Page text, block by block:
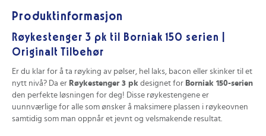
Produktinformasjon
Røykestenger 3 pk til Borniak 150 serien |
Originalt Tilbehør
Er du klar for å ta røyking av pølser, hel laks, bacon eller skinker til et
nytt nivå? Da er Røykestenger 3 pk designet for Borniak 150-serien
den perfekte løsningen for deg! Disse røykestengene er
uunnværlige for alle som ønsker å maksimere plassen i røykeovnen
samtidig som man oppnår et jevnt og velsmakende resultat.